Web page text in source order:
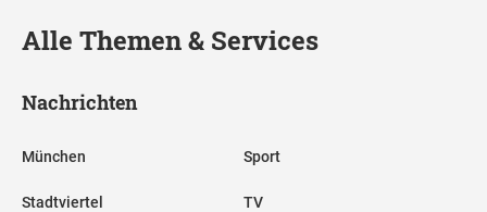
Alle Themen & Services
Nachrichten
München
Stadtviertel
Sport
TV